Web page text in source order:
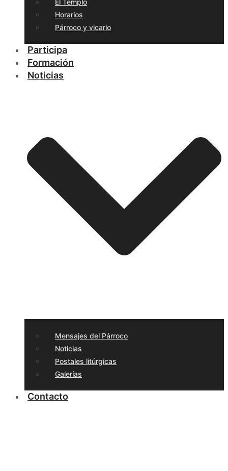
Horarios
Párroco y vicario
Participa
Formación
Noticias
Mensajes del Párroco
Noticias
Postales litúrgicas
Galerías
Contacto